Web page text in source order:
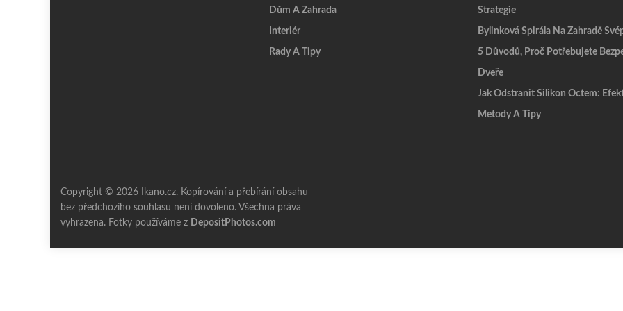
Dům A Zahrada
Interiér
Rady A Tipy
Strategie
Bylinková Spirála Na Zahradě
5 Důvodů, Proč Potřebujete
Dveře
Jak Odstranit Silikon Octem:
Metody A Tipy
Copyright © 2026 Ikano.cz. Kopírování a přebírání obsahu
bez předchozího souhlasu není dovoleno. Všechna práva
vyhrazena. Fotky používáme z DepositPhotos.com